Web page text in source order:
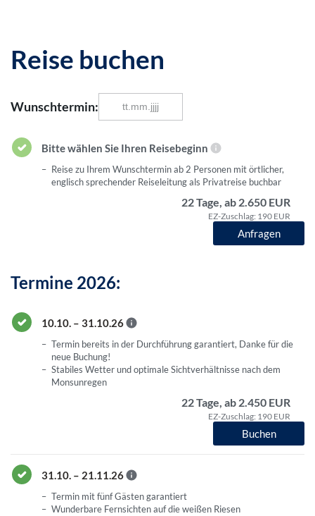
Reise buchen
Wunschtermin:
Bitte wählen Sie Ihren Reisebeginn
Reise zu Ihrem Wunschtermin ab 2 Personen mit örtlicher,
englisch sprechender Reiseleitung als Privatreise buchbar
22 Tage, ab 2.650 EUR
EZ-Zuschlag: 190 EUR
Anfragen
Termine 2026:
10.10. – 31.10.26
Termin bereits in der Durchführung garantiert, Danke für die
neue Buchung!
Stabiles Wetter und optimale Sichtverhältnisse nach dem
Monsunregen
22 Tage, ab 2.450 EUR
EZ-Zuschlag: 190 EUR
Buchen
31.10. – 21.11.26
Termin mit fünf Gästen garantiert
Wunderbare Fernsichten auf die weißen Riesen